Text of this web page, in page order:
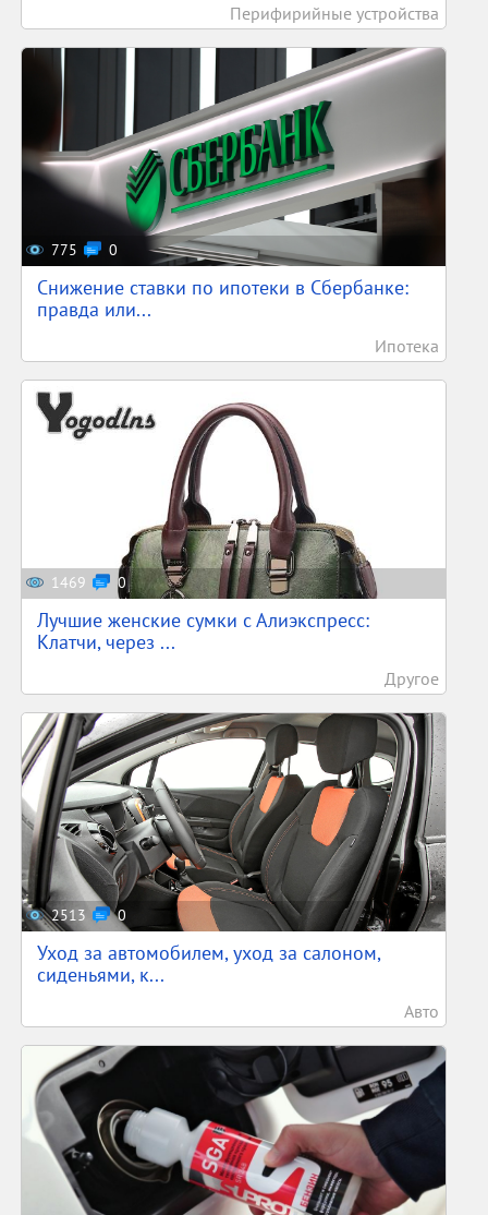
Перифирийные устройства
775 0
Снижение ставки по ипотеки в Сбербанке:
правда или...
Ипотека
1469 0
Лучшие женские сумки с Алиэкспресс:
Клатчи, через ...
Другое
2513 0
Уход за автомобилем, уход за салоном,
сиденьями, к...
Авто